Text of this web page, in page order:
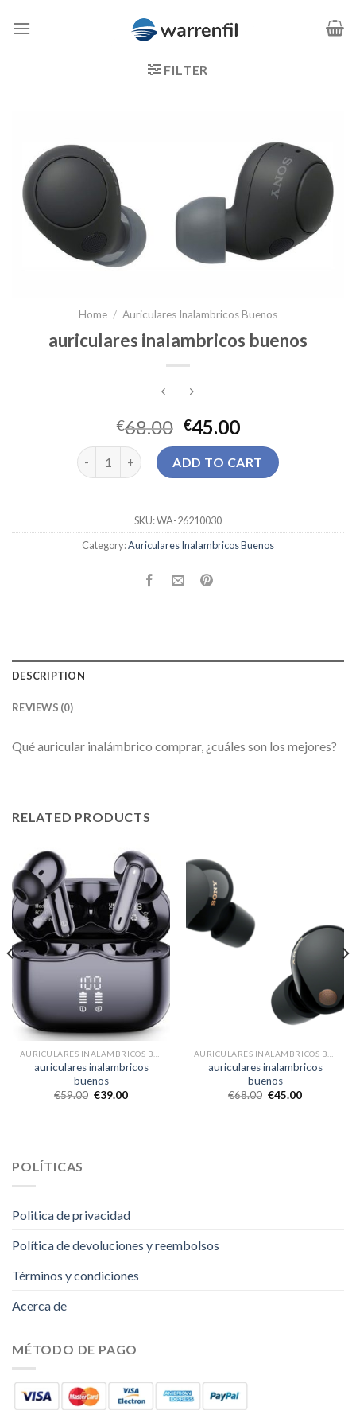
FILTER
Home / Auriculares Inalambricos Buenos
auriculares inalambricos buenos
€68.00 €45.00
auriculares inalambricos buenos quantity
ADD TO CART
SKU:WA-26210030
Category:Auriculares Inalambricos Buenos
DESCRIPTION
REVIEWS (0)
Qué auricular inalámbrico comprar, ¿cuáles son los mejores?
RELATED PRODUCTS
auriculares inalambricos
buenos
€59.00 €39.00
auriculares inalambricos
buenos
€68.00 €45.00
POLÍTICAS
Politica de privacidad
Política de devoluciones y reembolsos
Términos y condiciones
Acerca de
MÉTODO DE PAGO